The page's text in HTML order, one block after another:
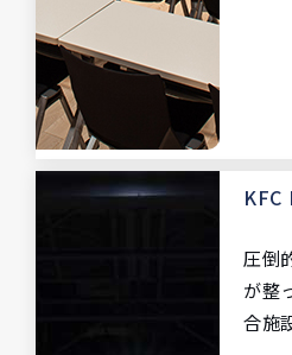
KFC
圧倒
が整
合施